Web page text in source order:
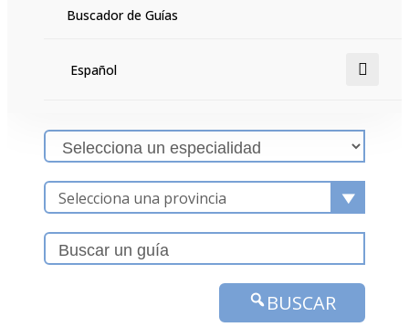
Buscador de Guías
Español
hacer y podrás encontrar los perfiles que mejor se
Selecciona una provincia
BUSCAR